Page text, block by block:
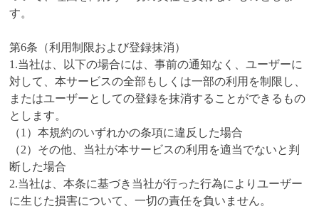
す。
第6条（利用制限および登録抹消）
1.当社は、以下の場合には、事前の通知なく、ユーザーに
対して、本サービスの全部もしくは一部の利用を制限し、
またはユーザーとしての登録を抹消することができるもの
とします。
（1）本規約のいずれかの条項に違反した場合
（2）その他、当社が本サービスの利用を適当でないと判
断した場合
2.当社は、本条に基づき当社が行った行為によりユーザー
に生じた損害について、一切の責任を負いません。